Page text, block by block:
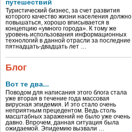
путешествий
Туристический бизнес, за счет развития
которого качество жизни населения должно
повышаться, хорошо вписывается в
концепцию «умного города». К тому же
уровень использования информационных
технологий в данной отрасли за последние
пятнадцать-двадцать лет …
Блог
Вот те два...
Поводом для написания этого блога стала
уже вторая в течение года массовая
вирусная эпидемия. И это стало очень
неприятным прецедентом. Ведь столь
масштабных заражений не было уже очень
давно. Впрочем, данная ситуация была
ожидаемой. Эпидемию вызвали …